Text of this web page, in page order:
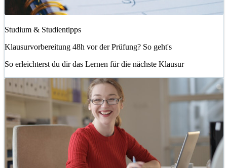
Studium & Studientipps
Klausurvorbereitung 48h vor der Prüfung? So geht's
So erleichterst du dir das Lernen für die nächste Klausur